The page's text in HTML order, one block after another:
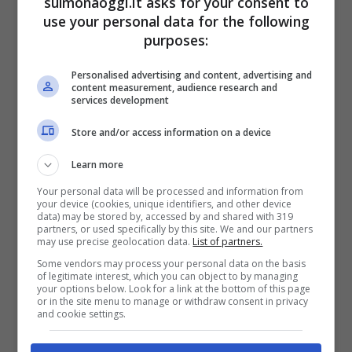
book. Con piattaforme come Amazon
tuoi lavori e iniziare a guadagnare in poco
tempo, senza altri intermediari.
Se sei bravo nella fotografia, invece, puoi
guadagnare vendendo i tuoi scatti e le tue
opere su piattaforme di stock photo come
Shutterstock o iStock. Il vantaggio di
questi due metodi sta nella possibilità di
generare un reddito passivo: una volta che
le tue foto e i tuoi libri sono messi in
use your personal data for the following
purposes:
Personalised advertising and content, advertising and
content measurement, audience research and
services development
Store and/or access information on a device
Learn more
Your personal data will be processed and information from
your device (cookies, unique identifiers, and other device
data) may be stored by, accessed by and shared with 319
partners, or used specifically by this site. We and our partners
may use precise geolocation data. List of partners.
Some vendors may process your personal data on the basis
of legitimate interest, which you can object to by managing
your options below. Look for a link at the bottom of this page
or in the site menu to manage or withdraw consent in privacy
and cookie settings.